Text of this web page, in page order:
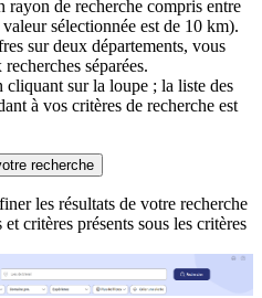
rayon de recherche compris entre
sélectionnée est de 10 km).
sur deux départements, vous
séparées.
cliquant sur la loupe ; la liste des
à vos critères de recherche est
recherche
les résultats de votre recherche
critères présents sous les critères